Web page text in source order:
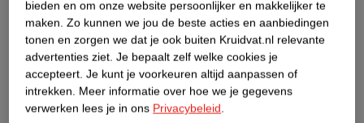
Etiketinformatie
Nature Impact Score
Dit product heeft (nog) geen Nature
bieden en om onze website persoonlijker en makkelijker te
maken. Zo kunnen we jou de beste acties en aanbiedingen
tonen en zorgen we dat je ook buiten Kruidvat.nl relevante
advertenties ziet. Je bepaalt zelf welke cookies je
accepteert. Je kunt je voorkeuren altijd aanpassen of
intrekken. Meer informatie over hoe we je gegevens
verwerken lees je in ons Privacybeleid.